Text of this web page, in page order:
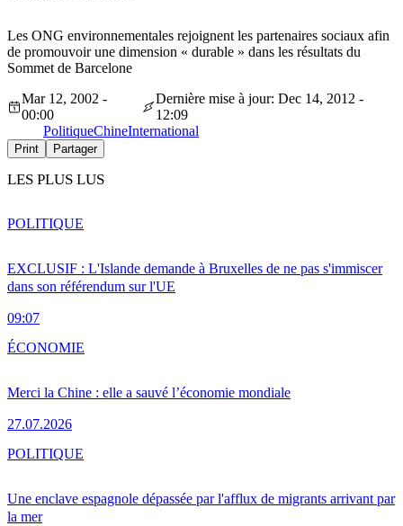
Les ONG environnementales rejoignent les partenaires sociaux afin
de promouvoir une dimension « durable » dans les résultats du
Sommet de Barcelone
Mar 12, 2002 -
00:00
Dernière mise à jour: Dec 14, 2012 -
12:09
PolitiqueChineInternational
Print Partager
LES PLUS LUS
EXCLUSIF : L'Islande demande à Bruxelles de ne pas s'immiscer
dans son référendum sur l'UE
09:07
POLITIQUE
Merci la Chine : elle a sauvé l’économie mondiale
27.07.2026
ÉCONOMIE
Une enclave espagnole dépassée par l'afflux de migrants arrivant par
la mer
POLITIQUE